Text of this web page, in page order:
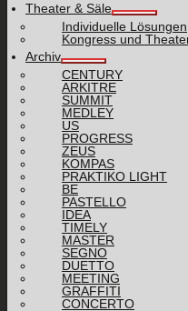
Theater & Säle
Individuelle Lösungen
Kongress und
Archiv
CENTURY
ARKITRE
SUMMIT
MEDLEY
US
PROGRESS
ZEUS
KOMPAS
PRAKTIKO LIGHT
BE
PASTELLO
IDEA
TIMELY
MASTER
SEGNO
DUETTO
MEETING
GRAFFITI
CONCERTO